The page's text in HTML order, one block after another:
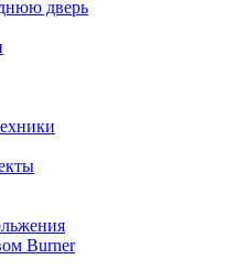
дверь
Burner